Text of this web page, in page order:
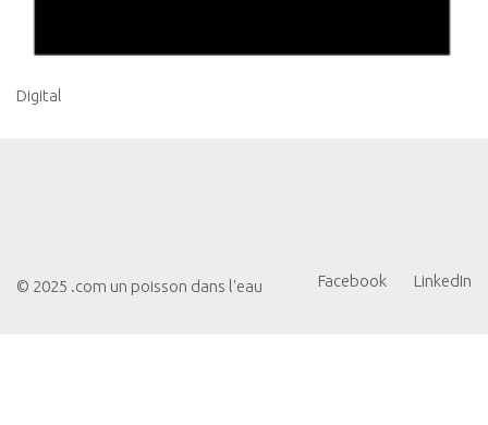
Digital
Facebook LinkedIn
© 2025 .com un poisson dans l'eau